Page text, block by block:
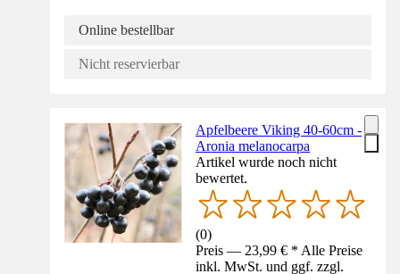
Online bestellbar
Nicht reservierbar
Apfelbeere Viking 40-60cm -
Aronia melanocarpa
Artikel wurde noch nicht
bewertet.
(0)
Preis — 23,99 € * Alle Preise
inkl. MwSt. und ggf. zzgl.